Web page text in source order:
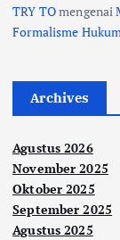
TRY TOmengenai
Formalisme
Archives
Agustus 2026
November 2025
Oktober 2025
September 2025
Agustus 2025